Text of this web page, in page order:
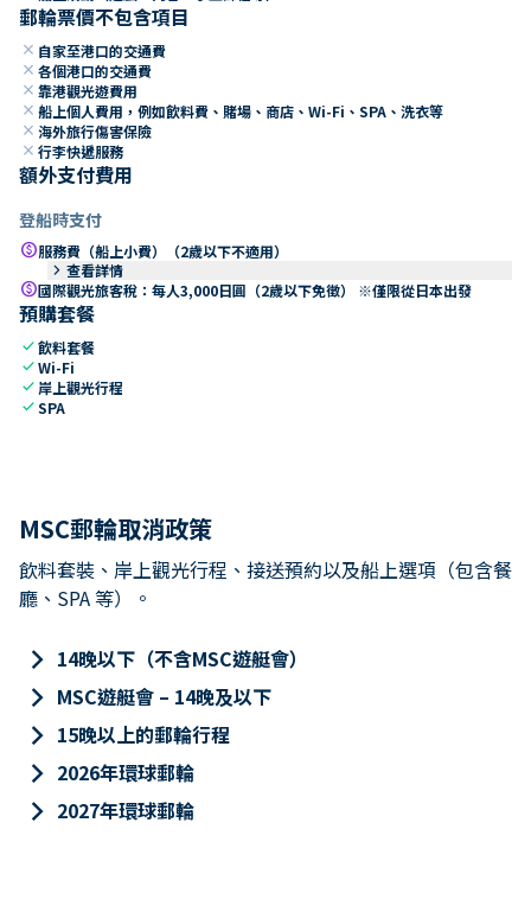
郵輪票價不包含項目
close 自家至港口的交通費
close 各個港口的交通費
close 靠港觀光遊費用
close 船上個人費用，例如飲料費、賭場、商店、Wi-Fi、SPA、洗衣等
close 海外旅行傷害保險
close 行李快遞服務
額外支付費用
登船時支付
paid服務費（船上小費）（2歲以下不適用）
keyboard_arrow_right 查看詳情
paid國際觀光旅客稅：每人3,000日圓（2歲以下免徵） ※僅限從日本出發
預購套餐
check飲料套餐
checkWi-Fi
check 岸上觀光行程
checkSPA
MSC郵輪取消政策
飲料套裝、岸上觀光行程、接送預約以及船上選項（包含餐
廳、SPA 等）。
keyboard_arrow_right 14晚以下（不含MSC遊艇會）
keyboard_arrow_right MSC遊艇會 – 14晚及以下
keyboard_arrow_right 15晚以上的郵輪行程
keyboard_arrow_right 2026年環球郵輪
keyboard_arrow_right 2027年環球郵輪